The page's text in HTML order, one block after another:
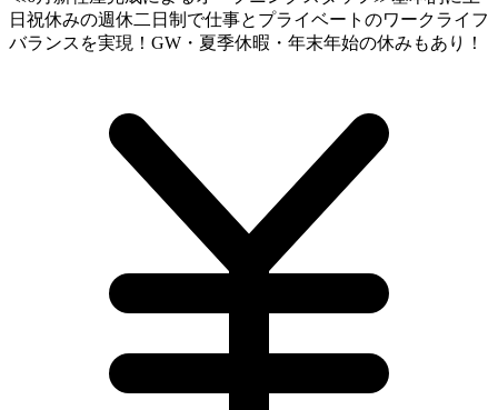
日祝休みの週休二日制で仕事とプライベートのワークライフ
バランスを実現！GW・夏季休暇・年末年始の休みもあり！